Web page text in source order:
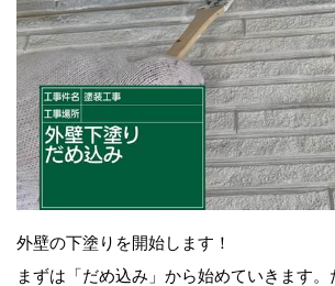
外壁の下塗りを開始します！
まずは「だめ込み」から始めていきます。